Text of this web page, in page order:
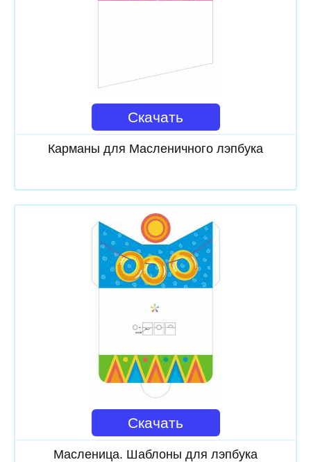
Скачать
Карманы для Масленичного лэпбука
Скачать
Масленица. Шаблоны для лэпбука